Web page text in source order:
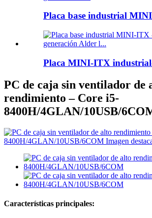
Placa base industrial
Placa MINI-ITX
PC de caja sin ventilador de
rendimiento – Core i5-
8400H/4GLAN/10USB/
Características principales: